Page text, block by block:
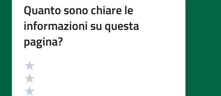
Quanto sono chiare le
informazioni su questa
pagina?
Valutazione